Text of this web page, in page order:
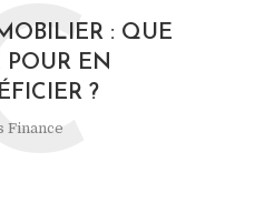
: QUE
POUR EN
?
Finance